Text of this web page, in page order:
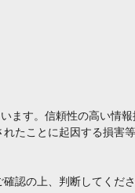
ます。信頼性の高い情
たことに起因する損害
認の上、判断してくださ